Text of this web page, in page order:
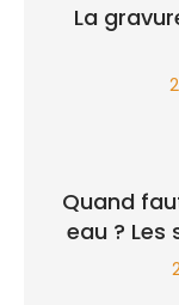
La
Quand
eau ?